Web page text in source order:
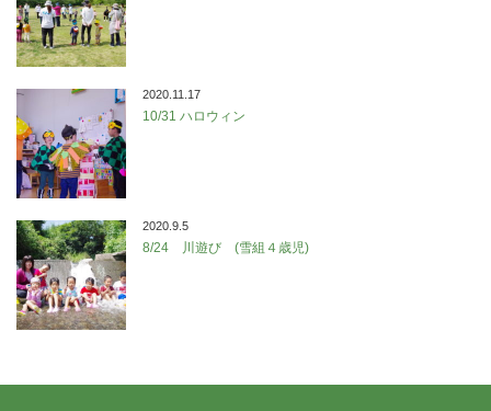
2020.11.17
10/31 ハロウィン
2020.9.5
8/24 川遊び (雪組４歳児)